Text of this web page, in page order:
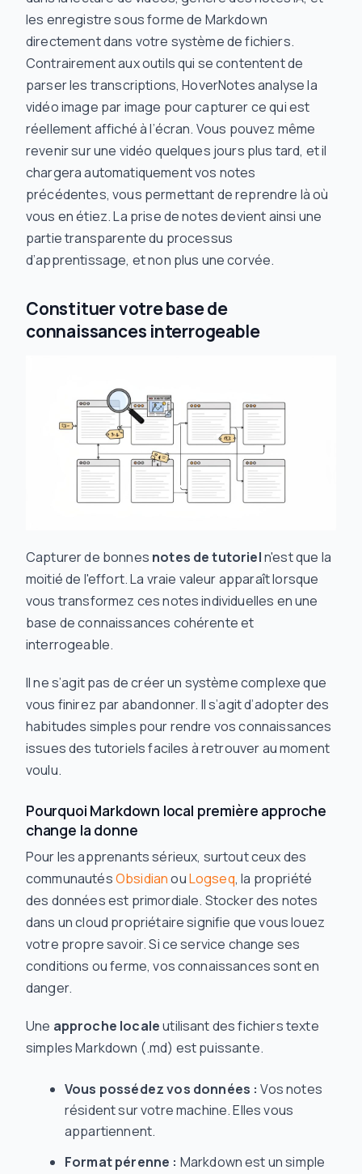
les enregistre sous forme de Markdown
directement dans votre système de fichiers.
Contrairement aux outils qui se contentent de
parser les transcriptions, HoverNotes analyse la
vidéo image par image pour capturer ce qui est
réellement affiché à l’écran. Vous pouvez même
revenir sur une vidéo quelques jours plus tard, et il
chargera automatiquement vos notes
précédentes, vous permettant de reprendre là où
vous en étiez. La prise de notes devient ainsi une
partie transparente du processus
d’apprentissage, et non plus une corvée.
Constituer votre base de
connaissances interrogeable
Capturer de bonnes notes de tutorieln'est que la
moitié de l'effort. La vraie valeur apparaît lorsque
vous transformez ces notes individuelles en une
base de connaissances cohérente et
interrogeable.
Il ne s’agit pas de créer un système complexe que
vous finirez par abandonner. Il s’agit d’adopter des
habitudes simples pour rendre vos connaissances
issues des tutoriels faciles à retrouver au moment
voulu.
Pourquoi Markdown local première approche
change la donne
Pour les apprenants sérieux, surtout ceux des
communautésObsidianouLogseq, la propriété
des données est primordiale. Stocker des notes
dans un cloud propriétaire signifie que vous louez
votre propre savoir. Si ce service change ses
conditions ou ferme, vos connaissances sont en
danger.
Une approche localeutilisant des fichiers texte
simples Markdown (.md) est puissante.
Vous possédez vos données : Vos notes
résident sur votre machine. Elles vous
appartiennent.
Format pérenne : Markdown est un simple